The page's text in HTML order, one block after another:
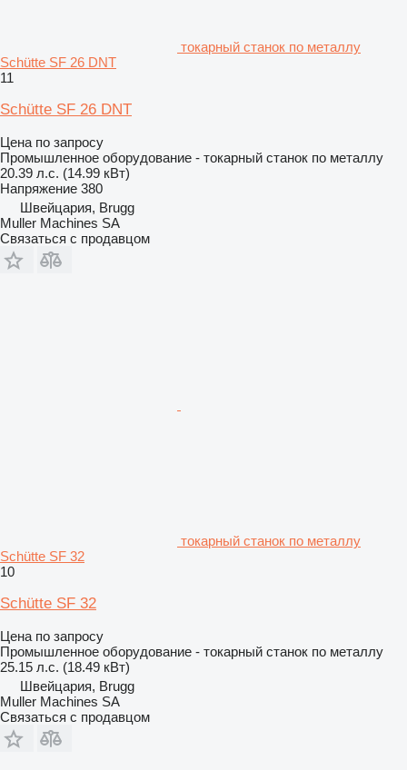
токарный станок по металлу
Schütte SF 26 DNT
11
Schütte SF 26 DNT
Цена по запросу
Промышленное оборудование - токарный станок по металлу
20.39 л.с. (14.99 кВт)
Напряжение 380
Швейцария, Brugg
Muller Machines SA
Связаться с продавцом
токарный станок по металлу
Schütte SF 32
10
Schütte SF 32
Цена по запросу
Промышленное оборудование - токарный станок по металлу
25.15 л.с. (18.49 кВт)
Швейцария, Brugg
Muller Machines SA
Связаться с продавцом